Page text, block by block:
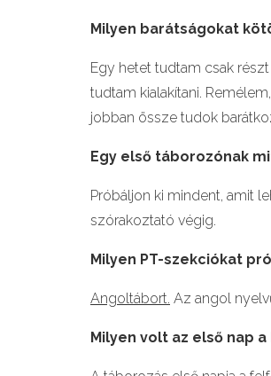
Milyen barátságokat köt
Egy hetet tudtam csak
tudtam kialakítani.
jobban össze tudok
Egy első táborozónak
Próbáljon ki mindent, amit
szórakoztató végig.
Milyen PT-szekció kat pró
Angoltábort. Az angol
Milyen volt az első nap a